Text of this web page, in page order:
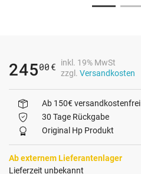
24500 €
inkl. 19% MwSt
zzgl. Versandkosten
Ab 150€ versandkostenfrei
30 Tage Rückgabe
Original Hp Produkt
Ab externem Lieferantenlager
Lieferzeit unbekannt